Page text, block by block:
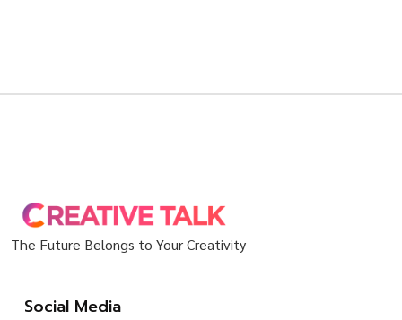
The Future Belongs to Your Creativity
Social Media